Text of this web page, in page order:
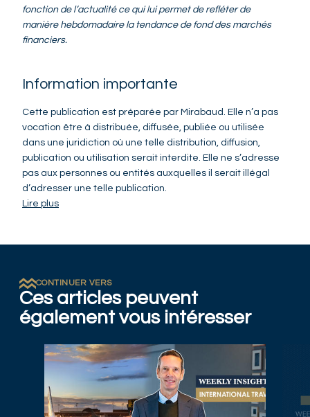
fonction de l’actualité ce qui lui permet de refléter de
manière hebdomadaire la tendance de fond des marchés
financiers.
Information importante
Cette publication est préparée par Mirabaud. Elle n’a pas
vocation être à distribuée, diffusée, publiée ou utilisée
dans une juridiction où une telle distribution, diffusion,
publication ou utilisation serait interdite. Elle ne s’adresse
pas aux personnes ou entités auxquelles il serait illégal
d’adresser une telle publication.
Lire plus
CONTINUER VERS
Ces articles peuvent
également vous intéresser